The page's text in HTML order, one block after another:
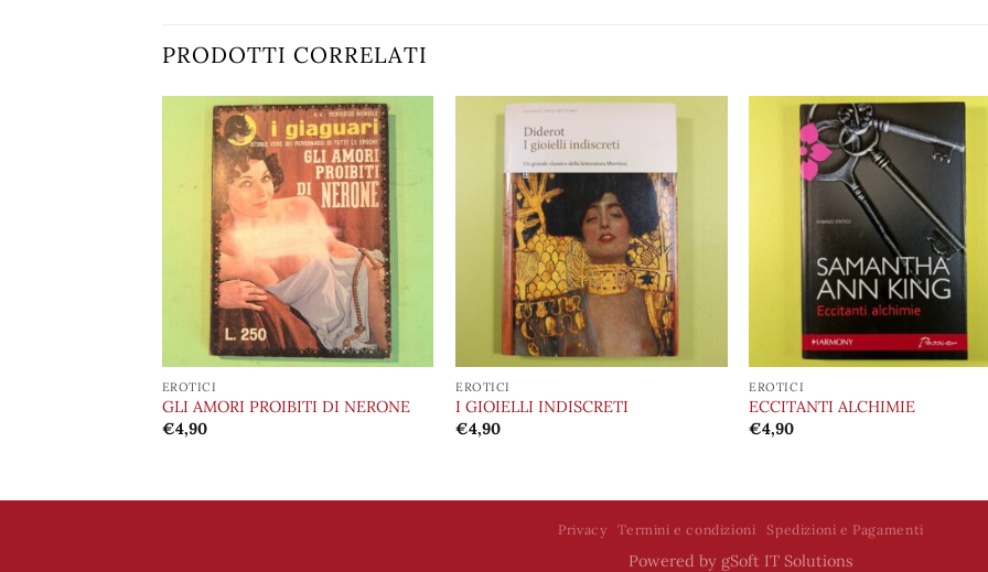
PRODOTTI CORRELATI
Aggiungi
alla lista
dei
desideri
EROTICI
GLI AMORI PROIBITI DI NERONE
€4,90
alla lista
desideri
EROTICI
I GIOIELLI INDISCRETI
€4,90
EROTICI
ECCITANTI ALCHIMIE
€4,90
Privacy Termini e condizioni Spedizioni e Pagamenti
Powered by gSoft IT Solutions